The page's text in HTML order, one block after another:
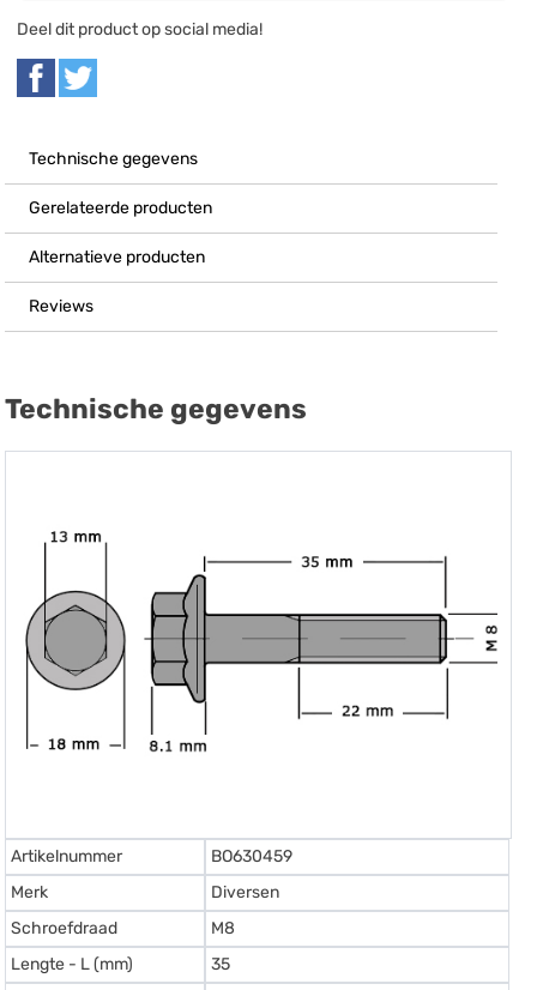
Deel dit product op social media!
Technische gegevens
Gerelateerde producten
Alternatieve producten
Reviews
Technische gegevens
Artikelnummer
BO630459
Merk
Diversen
Schroefdraad
M8
Lengte - L (mm)
35